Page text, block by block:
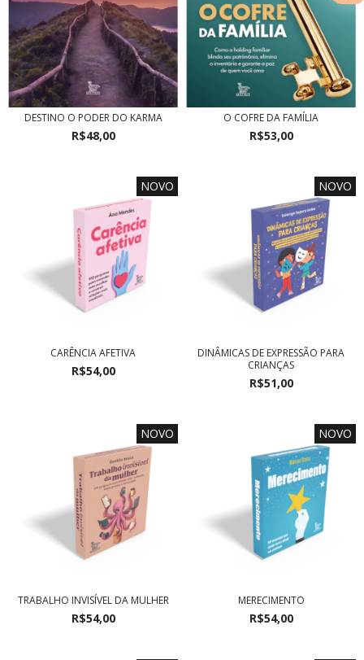
DESTINO O PODER DO KARMA
R$48,00
O COFRE DA FAMÍLIA
R$53,00
NOVO
CARÊNCIA AFETIVA
R$54,00
NOVO
DINÂMICAS DE EXPRESSÃO PARA
CRIANÇAS
R$51,00
NOVO
TRABALHO INVISÍVEL DA MULHER
R$54,00
NOVO
MERECIMENTO
R$54,00